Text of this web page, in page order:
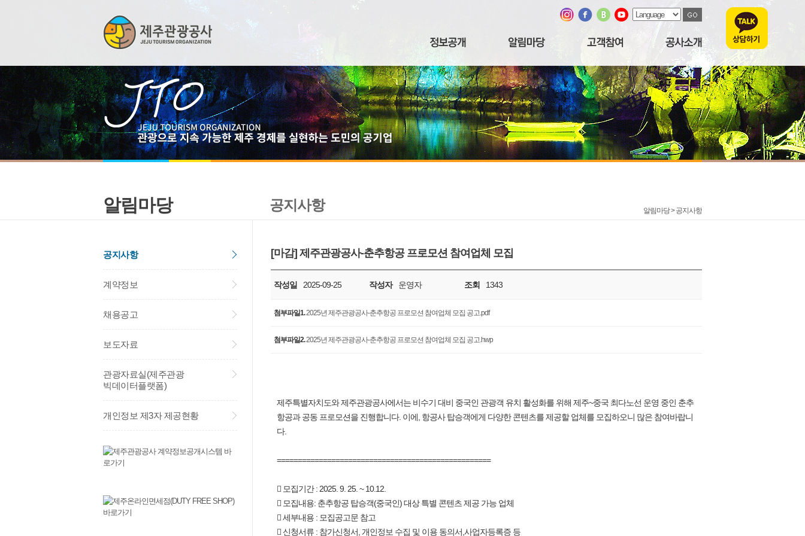
알림마당
공지사항
계약정보
채용공고
보도자료
관광자료실(제주관광
빅데이터플랫폼)
개인정보 제3자 제공현황
알림마당 >공지사항
공지사항
[마감] 제주관광공사-춘추항공 프로모션 참여업체 모집
작성일 2025-09-25 작성자 운영자 조회 1343
첨부파일1.2025년 제주관광공사-춘추항공 프로모션 참여업체 모집 공고.pdf
첨부파일2.2025년 제주관광공사-춘추항공 프로모션 참여업체 모집 공고.hwp
제주특별자치도와 제주관광공사에서는 비수기 대비 중국인 관광객 유치 활성화를 위해 제주~중국 최다노선 운영 중인 춘추
항공과 공동 프로모션을 진행합니다. 이에, 항공사 탑승객에게 다양한 콘텐츠를 제공할 업체를 모집하오니 많은 참여바랍니
다.
===================================================
 모집기간 : 2025. 9. 25. ~ 10.12.
 모집내용: 춘추항공 탑승객(중국인) 대상 특별 콘텐츠 제공 가능 업체
 세부내용 : 모집공고문 참고
 신청서류 : 참가신청서, 개인정보 수집 및 이용 동의서,사업자등록증 등